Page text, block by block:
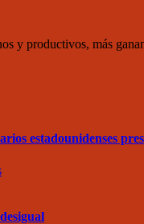
y productivos, más
estadounidenses